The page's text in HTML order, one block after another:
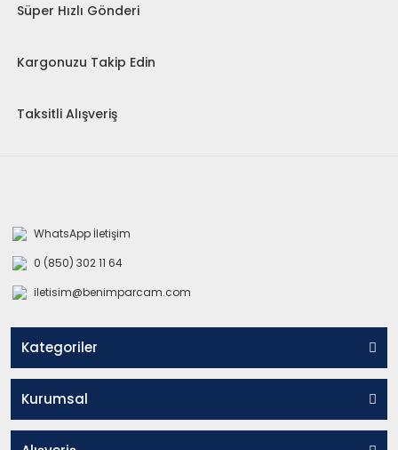
Süper Hızlı Gönderi
Kargonuzu Takip Edin
Taksitli Alışveriş
WhatsApp İletişim
0 (850) 302 11 64
iletisim@benimparcam.com
Kategoriler
Kurumsal